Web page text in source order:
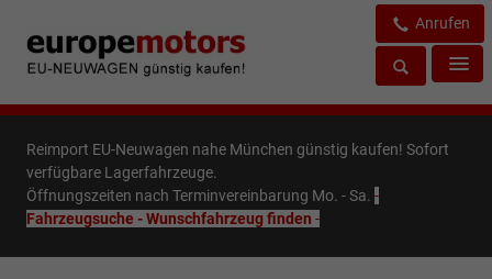
Anrufen
Reimport EU-Neuwagen nahe München günstig kaufen! Sofort
verfügbare Lagerfahrzeuge.
Öffnungszeiten nach Terminvereinbarung Mo. - Sa. -
Fahrzeugsuche - Wunschfahrzeug finden -